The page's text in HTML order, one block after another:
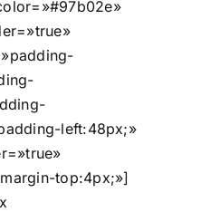
left:48px;»
top:4px;»]